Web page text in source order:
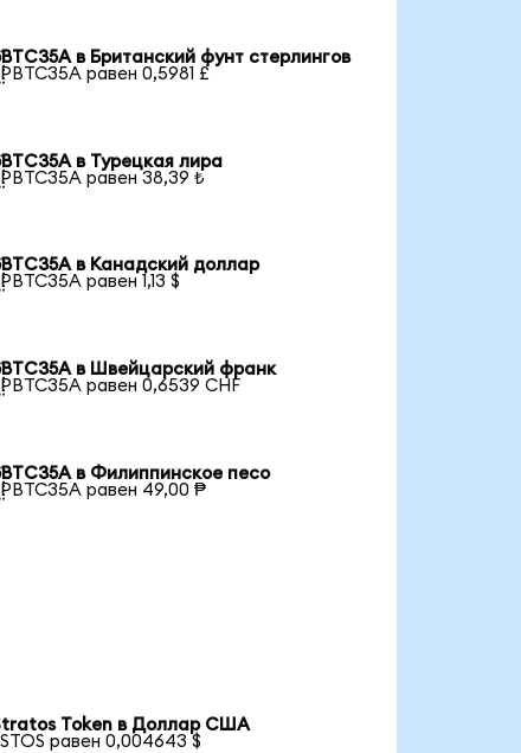
в Британский фунт стерлингов
PBTC35A равен 0,5981 £
в Турецкая лира
PBTC35A равен 38,39 ₺
в Канадский доллар
PBTC35A равен 1,13 $
в Швейцарский франк
PBTC35A равен 0,6539 CHF
в Филиппинское песо
PBTC35A равен 49,00 ₱
Token в Доллар США
STOS равен 0,004643 $